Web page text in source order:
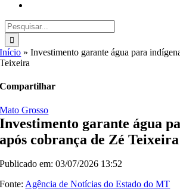
Buscar
resultados
para:
Início »Investimento garante água para
Teixeira
Compartilhar
Mato Grosso
Investimento garante água
após cobrança de Zé Teixeira
Publicado em: 03/07/2026 13:52
Fonte: Agência de Notícias do Estado do MT